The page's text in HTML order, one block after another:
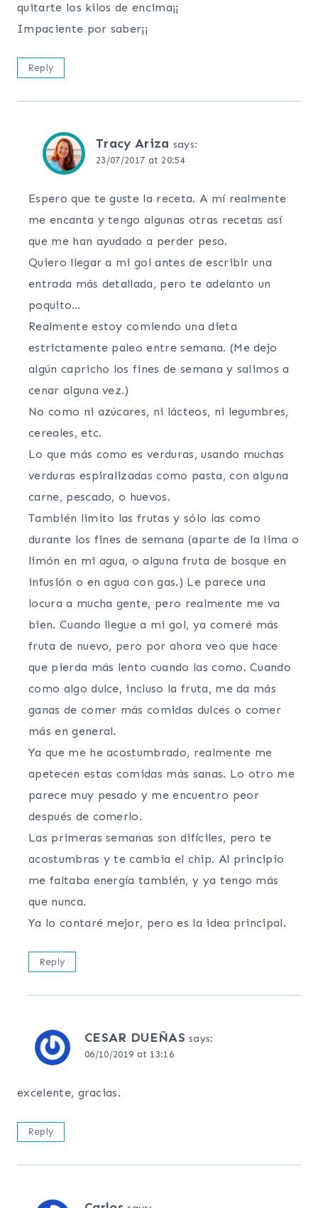
quitarte los kilos de encima¡¡
Impaciente por saber¡¡
Reply
Tracy Ariza says:
23/07/2017 at 20:54
Espero que te guste la receta. A mí realmente
me encanta y tengo algunas otras recetas así
que me han ayudado a perder peso.
Quiero llegar a mi gol antes de escribir una
entrada más detallada, pero te adelanto un
poquito…
Realmente estoy comiendo una dieta
estrictamente paleo entre semana. (Me dejo
algún capricho los fines de semana y salimos a
cenar alguna vez.)
No como ni azúcares, ni lácteos, ni legumbres,
cereales, etc.
Lo que más como es verduras, usando muchas
verduras espiralizadas como pasta, con alguna
carne, pescado, o huevos.
También limito las frutas y sólo las como
durante los fines de semana (aparte de la lima o
limón en mi agua, o alguna fruta de bosque en
infusión o en agua con gas.) Le parece una
locura a mucha gente, pero realmente me va
bien. Cuando llegue a mi gol, ya comeré más
fruta de nuevo, pero por ahora veo que hace
que pierda más lento cuando las como. Cuando
como algo dulce, incluso la fruta, me da más
ganas de comer más comidas dulces o comer
más en general.
Ya que me he acostumbrado, realmente me
apetecen estas comidas más sanas. Lo otro me
parece muy pesado y me encuentro peor
después de comerlo.
Las primeras semanas son difíciles, pero te
acostumbras y te cambia el chip. Al principio
me faltaba energía también, y ya tengo más
que nunca.
Ya lo contaré mejor, pero es la idea principal.
Reply
CESAR DUEÑAS says:
06/10/2019 at 13:16
excelente, gracias.
Reply